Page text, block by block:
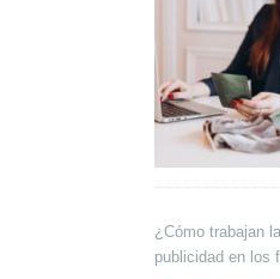
¿Cómo trabajan
publicidad en los